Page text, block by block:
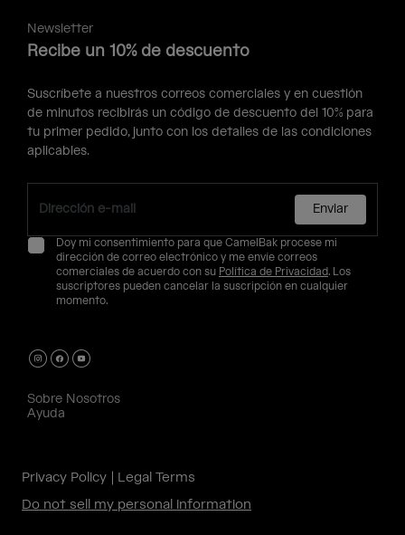
Newsletter
Recibe un 10% de descuento
Suscríbete a nuestros correos comerciales y en cuestión
de minutos recibirás un código de descuento del 10% para
tu primer pedido, junto con los detalles de las condiciones
aplicables.
Enviar
Doy mi consentimiento para que CamelBak procese mi
dirección de correo electrónico y me envíe correos
comerciales de acuerdo con su Política de Privacidad. Los
suscriptores pueden cancelar la suscripción en cualquier
momento.
Sobre Nosotros
Ayuda
Privacy Policy
Legal Terms
Do not sell my personal information